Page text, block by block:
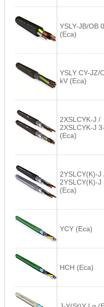
YSLY-JB/OB
(Eca)
YSLY CY-JZ/
kV (Eca)
2XSLCYK-J /
2XSLCYK-J
(Eca)
2YSLCY(K)-J
2YSLCY(K)-J
(Eca)
YCY (Eca)
HCH (Eca)